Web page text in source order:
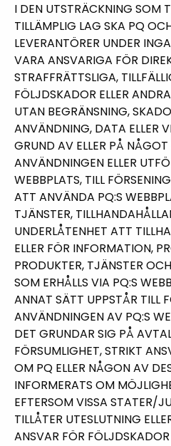
I DEN UTSTRÄCKNING SOM
TILLÄMPLIG LAG SKA PQ
LEVERANTÖRER UNDER
VARA ANSVARIGA FÖR
STRAFFRÄTTSLIGA,
FÖLJDSKADOR ELLER
UTAN BEGRÄNSNING,
ANVÄNDNING, DATA ELLER
GRUND AV ELLER PÅ
ANVÄNDNINGEN ELLER
WEBBPLATS, TILL
ATT ANVÄNDA PQ:S
TJÄNSTER,
UNDERLÅTENHET ATT
ELLER FÖR INFORMATION,
PRODUKTER, TJÄNSTER
SOM ERHÅLLS VIA PQ:S
ANNAT SÄTT UPPSTÅR TILL
ANVÄNDNINGEN AV PQ:S
DET GRUNDAR SIG PÅ
FÖRSUMLIGHET, STRIKT
OM PQ ELLER NÅGON AV
INFORMERATS OM
EFTERSOM VISSA STATER/
TILLÅTER UTESLUTNING
ANSVAR FÖR FÖLJDSKADOR